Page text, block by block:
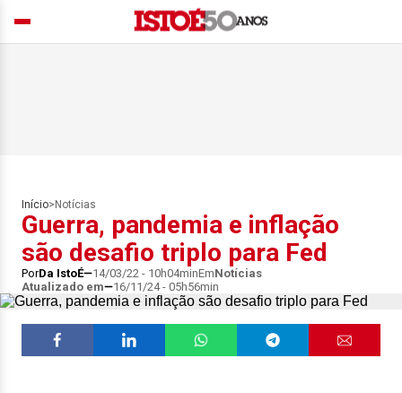
Início> Notícias
Guerra, pandemia e inflação
são desafio triplo para Fed
PorDa IstoÉ 14/03/22 - 10h04minEmNotícias
Atualizado em
16/11/24 - 05h56min